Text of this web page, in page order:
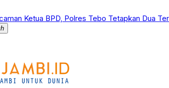
Ketua BPD, Polres Tebo Tetapkan Dua